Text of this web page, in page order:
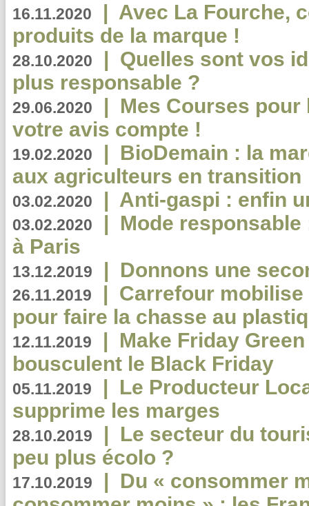
16.11.2020 | Avec La Fourche,
produits de la marque !
28.10.2020 | Quelles sont vos
plus responsable ?
29.06.2020 | Mes Courses pour
votre avis compte !
19.02.2020 | BioDemain : la
aux agriculteurs en transition
03.02.2020 | Anti-gaspi : enfin
03.02.2020 | Mode
à Paris
13.12.2019 | Donnons une
26.11.2019 | Carrefour
pour faire la chasse au
12.11.2019 | Make Friday
bousculent le Black Friday
05.11.2019 | Le Producteur
supprime les marges
28.10.2019 | Le secteur du
peu plus écolo ?
17.10.2019 | Du « consommer